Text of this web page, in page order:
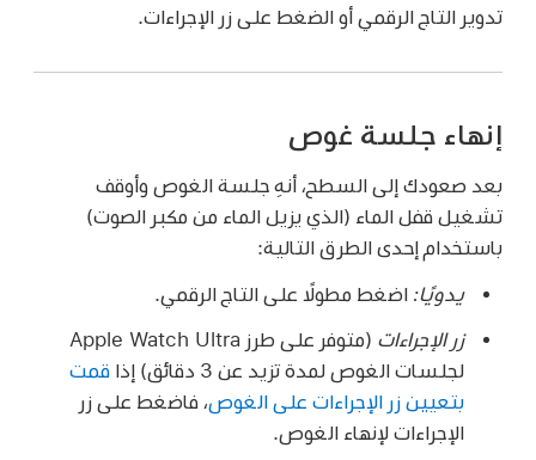
تدوير التاج الرقمي أو الضغط على زر الإجراءات.
إنهاء جلسة غوص
بعد صعودك إلى السطح، أنهِ جلسة الغوص وأوقف
تشغيل قفل الماء (الذي يزيل الماء من مكبر الصوت)
باستخدام إحدى الطرق التالية:
يدويًا:اضغط مطولًا على التاج الرقمي.
زر الإجراءات
(متوفر على طرز Apple Watch Ultra
لجلسات الغوص لمدة تزيد عن 3 دقائق) إذا
قمت
بتعيين زر الإجراءات على الغوص، فاضغط على زر
الإجراءات لإنهاء الغوص.